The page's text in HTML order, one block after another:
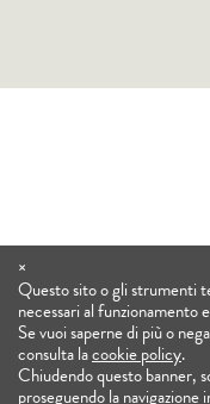
×
Questo sito o gli strumenti
necessari al
Se vuoi saperne di più o
consulta lacookie policy.
Chiudendo questo banner,
proseguendo la navigazione